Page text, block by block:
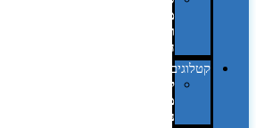
מחשב
וציוד
היקפי
קטלוגים
קטלוג
מוצרי
נייר